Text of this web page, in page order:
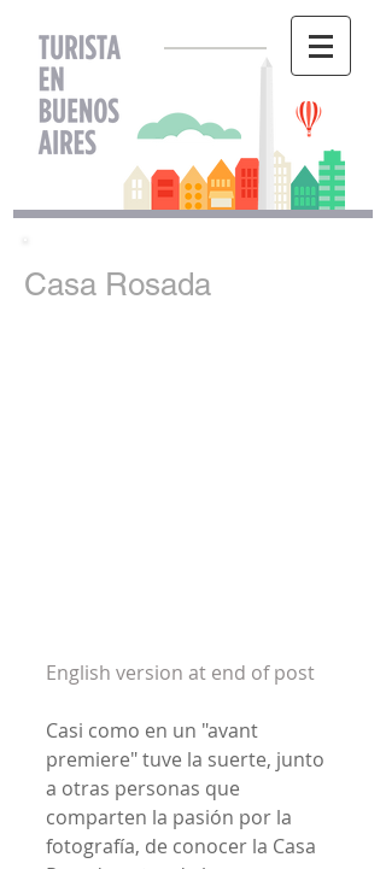
Casa Rosada
English version at end of post
Casi como en un "avant
premiere" tuve la suerte, junto
a otras personas que
comparten la pasión por la
fotografía, de conocer la Casa